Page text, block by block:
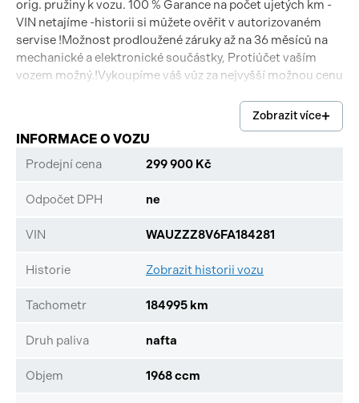
orig. pružiny k vozu. 100 % Garance na počet ujetých km -
VIN netajíme -historii si můžete ověřit v autorizovaném
servise !Možnost prodloužené záruky až na 36 měsíců na
mechanické a elektronické součástky, Protiúčet vaším
vozem možný.!Vykoupíme váš vůz za nejvyšší možnou cenu
Zobrazit více
INFORMACE O VOZU
Prodejní cena 299 900 Kč
Odpočet DPH ne
VIN WAUZZZ8V6FA184281
Historie Zobrazit historii vozu
Tachometr 184995 km
Druh paliva nafta
Objem 1968 ccm